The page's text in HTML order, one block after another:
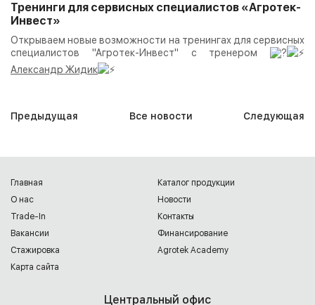
Тренинги для сервисных специалистов «Агротек-
Инвест»
Открываем новые возможности на тренингах для сервисных
специалистов "Агротек-Инвест" с тренером
Александр Жидик
Предыдущая Все новости Следующая
Главная
Каталог продукции
О нас
Новости
Trade-In
Контакты
Вакансии
Финансирование
Cтажировка
Agrotek Academy
Карта сайта
Центральный офис